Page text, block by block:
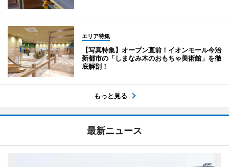
エリア特集
【写真特集】オープン直前！イオンモール今治
新都市の「しまなみ木のおもちゃ美術館」を徹
底解剖！
もっと見る
最新ニュース